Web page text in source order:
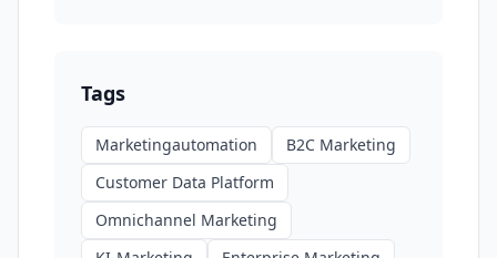
Tags
Marketingautomation
B2C Marketing
Customer Data Platform
Omnichannel Marketing